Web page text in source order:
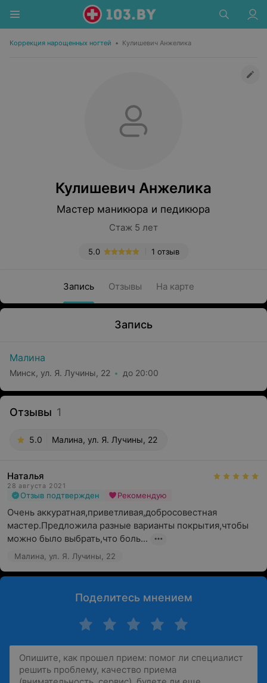
Коррекция нарощенных ногтей • Кулишевич Анжелика
Кулишевич Анжелика
Мастер маникюра и педикюра
Стаж 5 лет
1 отзыв
5.0
Запись Отзывы На карте
Запись
Малина
Минск, ул. Я. Лучины, 22 до 20:00
Отзывы 1
5.0 Малина, ул. Я. Лучины, 22
Наталья
28 августа 2021
Отзыв подтвержден Рекомендую
Очень аккуратная,приветливая,добросовестная
мастер.Предложила разные варианты покрытия,чтобы
можно было выбрать,что боль...
Малина, ул. Я. Лучины, 22
Поделитесь мнением